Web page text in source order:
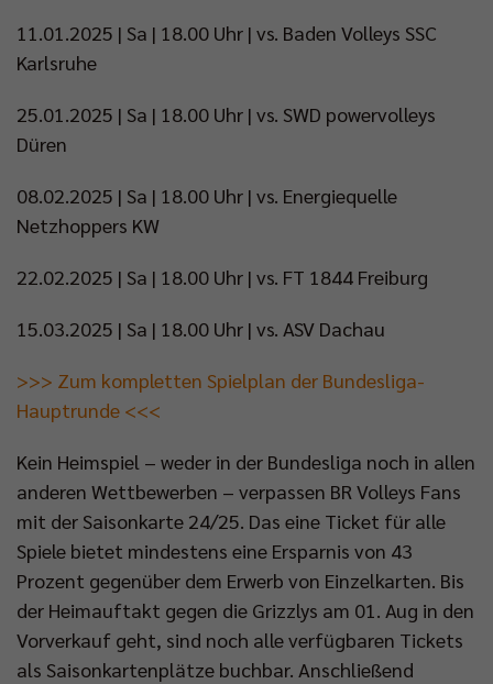
11.01.2025 | Sa | 18.00 Uhr | vs. Baden Volleys SSC
Karlsruhe
25.01.2025 | Sa | 18.00 Uhr | vs. SWD powervolleys
Düren
08.02.2025 | Sa | 18.00 Uhr | vs. Energiequelle
Netzhoppers KW
22.02.2025 | Sa | 18.00 Uhr | vs. FT 1844 Freiburg
15.03.2025 | Sa | 18.00 Uhr | vs. ASV Dachau
>>> Zum kompletten Spielplan der Bundesliga-
Hauptrunde <<<
Kein Heimspiel – weder in der Bundesliga noch in allen
anderen Wettbewerben – verpassen BR Volleys Fans
mit der Saisonkarte 24/25. Das eine Ticket für alle
Spiele bietet mindestens eine Ersparnis von 43
Prozent gegenüber dem Erwerb von Einzelkarten. Bis
der Heimauftakt gegen die Grizzlys am 01. Aug in den
Vorverkauf geht, sind noch alle verfügbaren Tickets
als Saisonkartenplätze buchbar. Anschließend